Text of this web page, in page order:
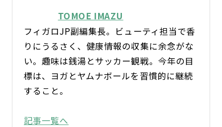
TOMOE IMAZU
フィガロJP副編集長。ビューティ担当で香
りにうるさく、健康情報の収集に余念がな
い。趣味は銭湯とサッカー観戦。今年の目
標は、ヨガとヤムナボールを習慣的に継続
すること。
記事一覧へ